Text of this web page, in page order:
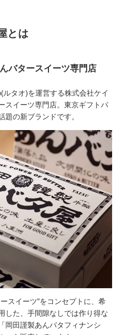
とは
バタースイーツ専門店
ルタオ)を運営する株式会社ケイ
スイーツ専門店 。東京ギフトパ
題の新ブランドです。
スイーツ”をコンセプトに、希
した、手間隙なしでは作り得な
岡田謹製あんバタフィナンシ